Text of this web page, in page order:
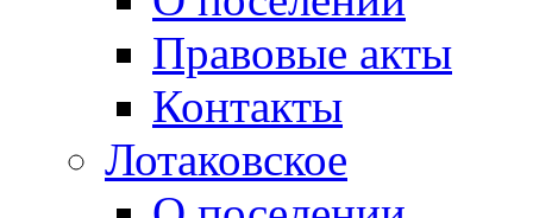
Правовые акты
Контакты
Лотаковское